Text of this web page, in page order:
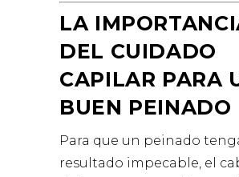
LA
DEL CUIDADO
CAPILAR PARA
BUEN PEINADO
Para que un peinado
resultado impecable, el